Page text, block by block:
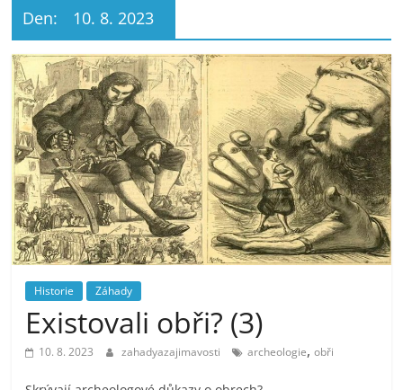
Den: 10. 8. 2023
Historie Záhady
Existovali obři? (3)
10. 8. 2023 zahadyazajimavosti archeologie,obři